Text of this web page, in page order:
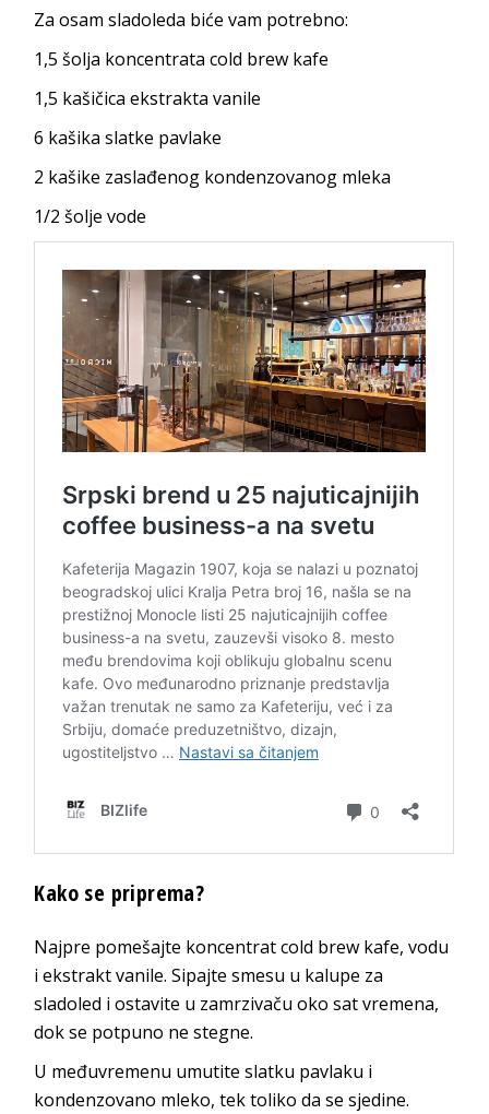
Za osam sladoleda biće vam potrebno:
1,5 šolja koncentrata cold brew kafe
1,5 kašičica ekstrakta vanile
6 kašika slatke pavlake
2 kašike zaslađenog kondenzovanog mleka
1/2 šolje vode
Kako se priprema?
Najpre pomešajte koncentrat cold brew kafe, vodu
i ekstrakt vanile. Sipajte smesu u kalupe za
sladoled i ostavite u zamrzivaču oko sat vremena,
dok se potpuno ne stegne.
U međuvremenu umutite slatku pavlaku i
kondenzovano mleko, tek toliko da se sjedine.